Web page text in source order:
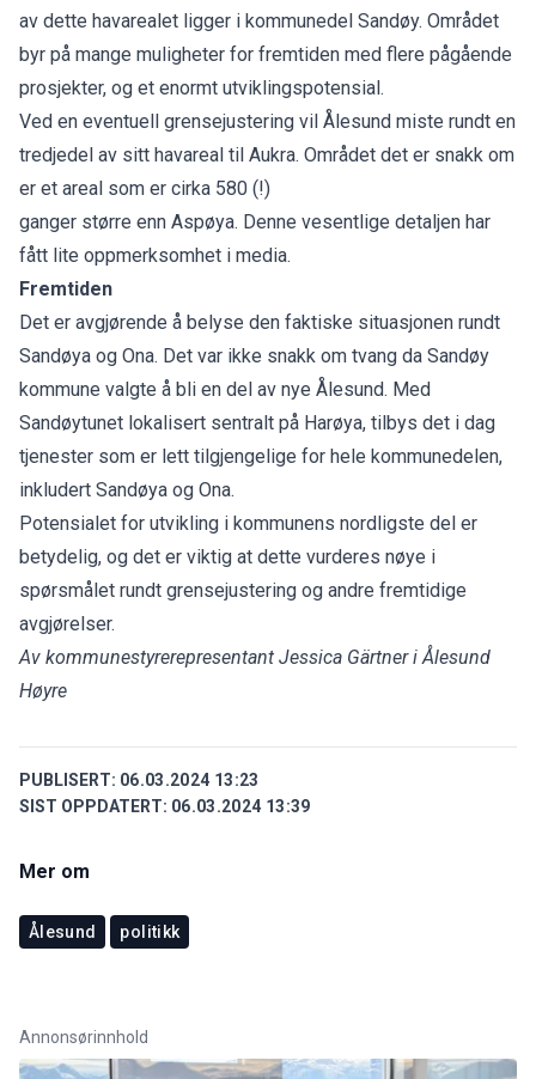
av dette havarealet ligger i kommunedel Sandøy. Området
byr på mange muligheter for fremtiden med flere pågående
prosjekter, og et enormt utviklingspotensial.
Ved en eventuell grensejustering vil Ålesund miste rundt en
tredjedel av sitt havareal til Aukra. Området det er snakk om
er et areal som er cirka 580 (!)
ganger større enn Aspøya. Denne vesentlige detaljen har
fått lite oppmerksomhet i media.
Fremtiden
Det er avgjørende å belyse den faktiske situasjonen rundt
Sandøya og Ona. Det var ikke snakk om tvang da Sandøy
kommune valgte å bli en del av nye Ålesund. Med
Sandøytunet lokalisert sentralt på Harøya, tilbys det i dag
tjenester som er lett tilgjengelige for hele kommunedelen,
inkludert Sandøya og Ona.
Potensialet for utvikling i kommunens nordligste del er
betydelig, og det er viktig at dette vurderes nøye i
spørsmålet rundt grensejustering og andre fremtidige
avgjørelser.
Av kommunestyrerepresentant Jessica Gärtner i Ålesund
Høyre
PUBLISERT: 06.03.2024 13:23
SIST OPPDATERT: 06.03.2024 13:39
Mer om
Ålesund politikk
Annonsørinnhold